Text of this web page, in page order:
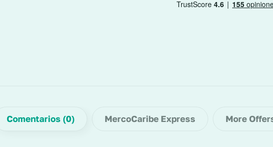
Comentarios (0) MercoCaribe Express More